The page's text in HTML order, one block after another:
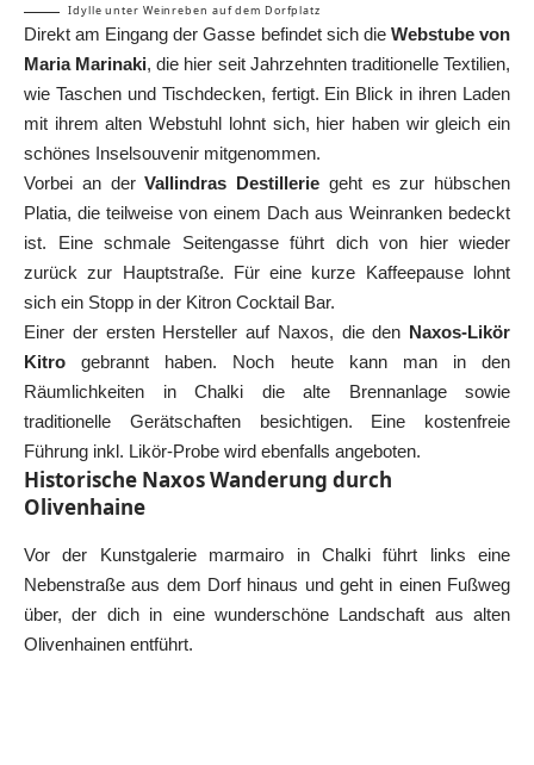
Idylle unter Weinreben auf dem Dorfplatz
Direkt am Eingang der Gasse befindet sich die Webstube von
Maria Marinaki, die hier seit Jahrzehnten traditionelle Textilien,
wie Taschen und Tischdecken, fertigt. Ein Blick in ihren Laden
mit ihrem alten Webstuhl lohnt sich, hier haben wir gleich ein
schönes Inselsouvenir mitgenommen.
Vorbei an derVallindras Destillerie geht es zur hübschen
Platia, die teilweise von einem Dach aus Weinranken bedeckt
ist. Eine schmale Seitengasse führt dich von hier wieder
zurück zur Hauptstraße. Für eine kurze Kaffeepause lohnt
sich ein Stopp in der Kitron Cocktail Bar.
Einer der ersten Hersteller auf Naxos, die den Naxos-Likör
Kitro gebrannt haben. Noch heute kann man in den
Räumlichkeiten in Chalki die alte Brennanlage sowie
traditionelle Gerätschaften besichtigen. Eine kostenfreie
Führung inkl. Likör-Probe wird ebenfalls angeboten.
Historische Naxos Wanderung durch
Olivenhaine
Vor der Kunstgalerie marmairo in Chalki führt links eine
Nebenstraße aus dem Dorf hinaus und geht in einen Fußweg
über, der dich in eine wunderschöne Landschaft aus alten
Olivenhainen entführt.